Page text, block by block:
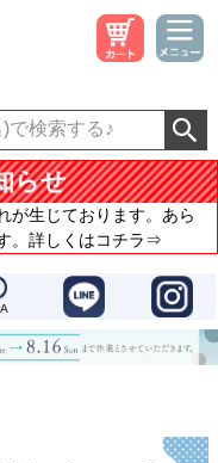
らせ
が生じております。あら
。詳しくはコチラ⇒